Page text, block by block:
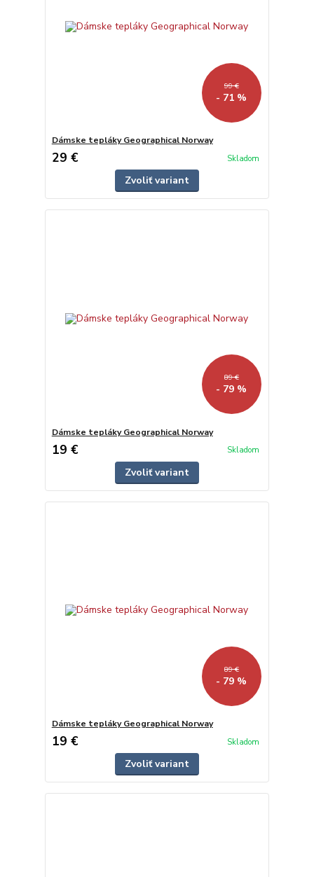
99 €
- 71 %
Dámske tepláky Geographical Norway
29 € Skladom
Zvoliť variant
89 €
- 79 %
Dámske tepláky Geographical Norway
19 € Skladom
Zvoliť variant
89 €
- 79 %
Dámske tepláky Geographical Norway
19 € Skladom
Zvoliť variant